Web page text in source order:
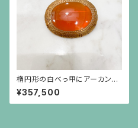
楕円形の白べっ甲にアーカンサ
ス模様に金蒔絵の枠のブローチ
¥357,500